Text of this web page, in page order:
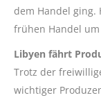
dem Handel ging.
frühen Handel
Libyen fährt
Trotz der
wichtiger